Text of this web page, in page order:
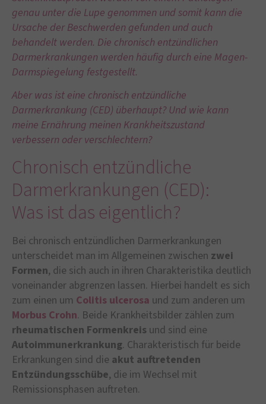
genau unter die Lupe genommen und somit kann die
Ursache der Beschwerden gefunden und auch
behandelt werden. Die chronisch entzündlichen
Darmerkrankungen werden häufig durch eine Magen-
Darmspiegelung festgestellt.
Aber was ist eine chronisch entzündliche
Darmerkrankung (CED) überhaupt? Und wie kann
meine Ernährung meinen Krankheitszustand
verbessern oder verschlechtern?
Chronisch entzündliche
Darmerkrankungen (CED):
Was ist das eigentlich?
Bei chronisch entzündlichen Darmerkrankungen
unterscheidet man im Allgemeinen zwischen zwei
Formen, die sich auch in ihren Charakteristika deutlich
voneinander abgrenzen lassen. Hierbei handelt es sich
zum einen um Colitis ulcerosa und zum anderen um
Morbus Crohn. Beide Krankheitsbilder zählen zum
rheumatischen Formenkreis und sind eine
Autoimmunerkrankung. Charakteristisch für beide
Erkrankungen sind die akut auftretenden
Entzündungsschübe, die im Wechsel mit
Remissionsphasen auftreten.